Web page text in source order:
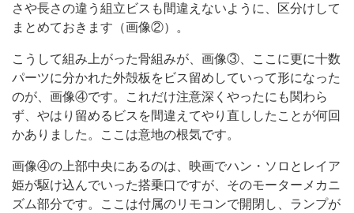
さや長さの違う組立ビスも間違えないように、区分けして
まとめておきます（画像②）。
こうして組み上がった骨組みが、画像③、ここに更に十数
パーツに分かれた外殻板をビス留めしていって形になった
のが、画像④です。これだけ注意深くやったにも関わら
ず、やはり留めるビスを間違えてやり直ししたことが何回
かありました。ここは意地の根気です。
画像④の上部中央にあるのは、映画でハン・ソロとレイア
姫が駆け込んでいった搭乗口ですが、そのモーターメカニ
ズム部分です。ここは付属のリモコンで開閉し、ランプが